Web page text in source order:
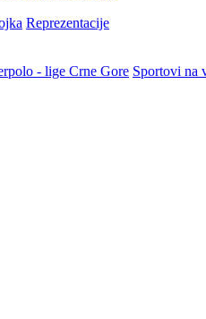
Reprezentacije
- lige Crne Gore Sportovi na